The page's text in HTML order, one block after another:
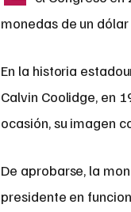
monedas de un
En la historia
Calvin Coolidge, en
ocasión, su imagen
De aprobarse, la
presidente en